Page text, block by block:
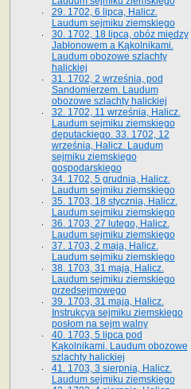
29. 1702, 6 lipca, Halicz.
Laudum sejmiku ziemskiego
30. 1702, 18 lipca, obóz między
Jabłonowem a Kąkolnikami.
Laudum obozowe szlachty
halickiej
31. 1702, 2 września, pod
Sandomierzem. Laudum
obozowe szlachty halickiej
32. 1702, 11 września, Halicz.
Laudum sejmiku ziemskiego
deputackiego. 33. 1702, 12
września, Halicz. Laudum
sejmiku ziemskiego
gospodarskiego
34. 1702, 5 grudnia, Halicz.
Laudum sejmiku ziemskiego
35. 1703, 18 stycznia, Halicz.
Laudum sejmiku ziemskiego
36. 1703, 27 lutego, Halicz.
Laudum sejmiku ziemskiego
37. 1703, 2 maja, Halicz.
Laudum sejmiku ziemskiego
38. 1703, 31 maja, Halicz.
Laudum sejmiku ziemskiego
przedsejmowego
39. 1703, 31 maja, Halicz.
Instrukcya sejmiku ziemskiego
posłom na sejm walny
40. 1703, 5 lipca pod
Kąkolnikami. Laudum obozowe
szlachty halickiej
41­. 1703, 3 sierpnia, Halicz.
Laudum sejmiku ziemskiego